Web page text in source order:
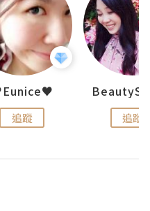
追蹤 追蹤